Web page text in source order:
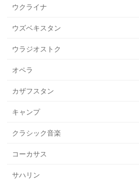
ウクライナ
ウズベキスタン
ウラジオストク
オペラ
カザフスタン
キャンプ
クラシック音楽
コーカサス
サハリン